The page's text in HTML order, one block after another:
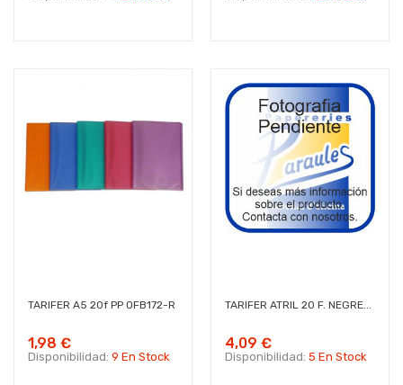
TARIFER A5 20f PP OFB172-R
1,98 €
Disponibilidad: 9 En Stock
TARIFER ATRIL 20 F. NEGRE...
4,09 €
Disponibilidad: 5 En Stock